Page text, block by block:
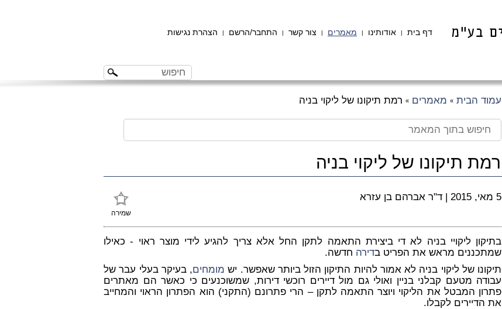
דף בית | אודותינו | מאמרים | צור קשר | התחבר/הרשם | הצהרת נגישות
עמוד הבית » מאמרים » רמת תיקונו של ליקוי בניה
רמת תיקונו של ליקוי בניה
שמירה
5 מאי, 2015 | ד"ר אברהם בן עזרא
בתיקון ליקויי בניה לא די ביצירת התאמה לתקן החל אלא צריך להגיע לידי מוצר ראוי - כאילו
שמתכננים מראש את הפריט בדירה חדשה.
תיקונו של ליקוי בניה לא אמור להיות התיקון הזול ביותר שאפשר. יש מומחים, בעיקר בעלי עבר של
עבודה מטעם קבלני בניין ואולי גם מול דיירים רוכשי דירות, שמשוכנעים כי כאשר הם מאתרים
פתרון המבטל את הליקוי ויוצר התאמה לתקן – הרי פתרונם (התקני) הוא הפתרון הראוי והמחייב
את הדיירים לקבלו.